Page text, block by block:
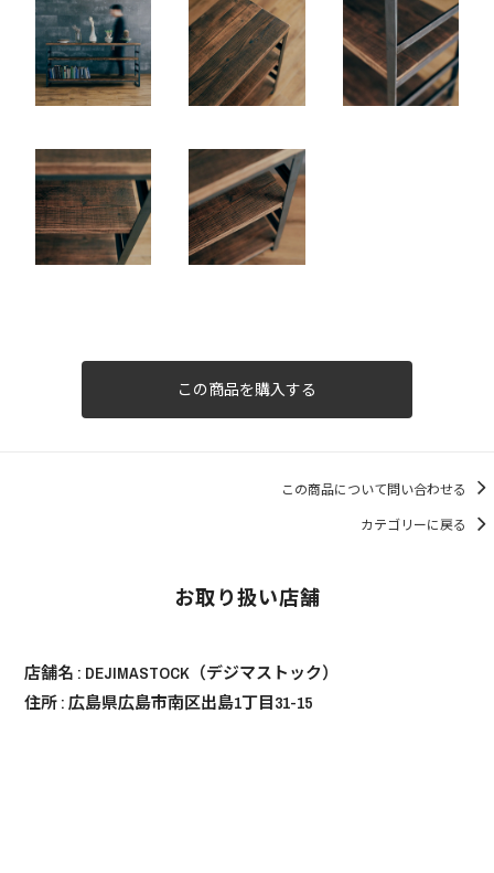
この商品を購入する
この商品について問い合わせる
カテゴリーに戻る
お取り扱い店舗
店舗名 : DEJIMASTOCK（デジマストック）
住所 : 広島県広島市南区出島1丁目31-15